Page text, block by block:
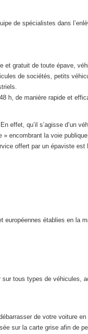
de spécialistes dans
et gratuit de toute épave,
de sociétés, petits
h, de manière rapide et
effet, qu’il s’agisse d’un
encombrant la voie
offert par un épaviste
européennes établies en la
sur tous types de véhicules,
de votre voiture
sur la carte grise afin de